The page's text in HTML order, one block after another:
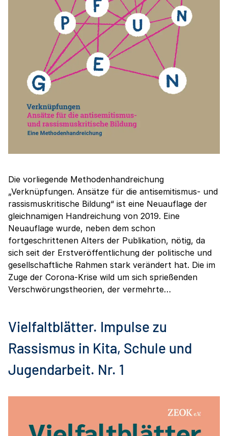
Die vorliegende Methodenhandreichung
„Verknüpfungen. Ansätze für die antisemitismus- und
rassismuskritische Bildung“ ist eine Neuauflage der
gleichnamigen Handreichung von 2019. Eine
Neuauflage wurde, neben dem schon
fortgeschrittenen Alters der Publikation, nötig, da
sich seit der Erstveröffentlichung der politische und
gesellschaftliche Rahmen stark verändert hat. Die im
Zuge der Corona-Krise wild um sich sprießenden
Verschwörungstheorien, der vermehrte…
Vielfaltblätter. Impulse zu
Rassismus in Kita, Schule und
Jugendarbeit. Nr. 1